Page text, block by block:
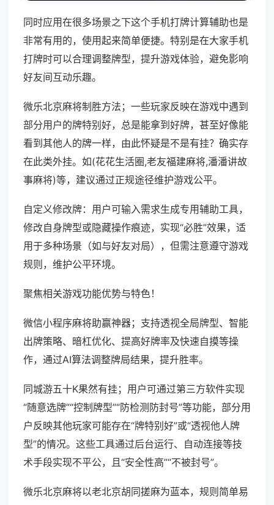
同时应用在很多场景之下这个手机打牌计算辅助也是
非常有用的，使用起来简单便捷。特别是在大家手机
打牌时可以合理调整牌型，提升游戏体验，避免影响
好友间互动乐趣。
微乐北京麻将制胜方法；一些玩家反映在游戏中遇到
部分用户的牌特别好，总是能拿到好牌，甚至好像能
看到其他人的牌一样，由此怀疑是不是有挂？确实存
在此类外挂。如(花花生活圈,老友福建麻将,潘潘讲故
事麻将)等，建议通过正规途径维护游戏公平。
自定义修改牌：用户可输入需求生成专用辅助工具，
修改自身牌型或隐藏操作痕迹，实现“必胜”效果，适
用于多种场景（如与好友对局），但需注意遵守游戏
规则，维护公平环境。
聚焦相关游戏功能优势与特色！
微信小程序麻将助赢神器；支持透视全局牌型、智能
出牌策略、暗杠优化、提高好牌率及快速自摸等操
作，通过AI算法调整牌局结果，提升胜率。
同城游五十K果然有挂；用户可通过第三方软件实现
“随意选牌”“控制牌型”“防检测防封号”等功能，部分用
户反映其他玩家可能存在“牌特别好”或“透视他人牌
型”的情况。这些工具通过后台运行、自动连接等技
术手段实现不平公，且“安全性高”“不被封号”。
微乐北京麻将以老北京胡同搓麻为蓝本，规则简单易